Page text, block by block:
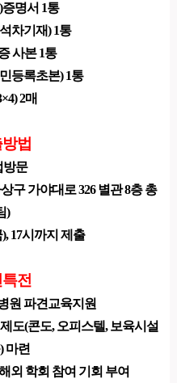
명서 1통
차기재) 1통
사본 1통
등록초본) 1통
2매
법
문
구 가야대로 326 별관 8층 총
)
), 17시까지 제출
전
원 파견교육지원
도(콘도, 오피스텔, 보육시설
마련
외 학회 참여 기회 부여